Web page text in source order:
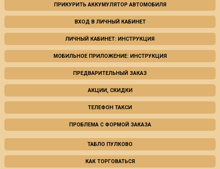
ПРИКУРИТЬ АККУМУЛЯТОР АВТОМОБИЛЯ
ВХОД В ЛИЧНЫЙ КАБИНЕТ
ЛИЧНЫЙ КАБИНЕТ: ИНСТРУКЦИЯ
МОБИЛЬНОЕ ПРИЛОЖЕНИЕ: ИНСТРУКЦИЯ
ПРЕДВАРИТЕЛЬНЫЙ ЗАКАЗ
АКЦИИ, СКИДКИ
ТЕЛЕФОН ТАКСИ
ПРОБЛЕМА С ФОРМОЙ ЗАКАЗА
ТАБЛО ПУЛКОВО
КАК ТОРГОВАТЬСЯ